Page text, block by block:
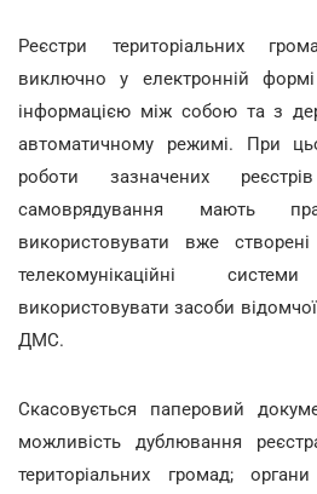
Реєстри територіальних
виключно у електронній
інформацією між собою та з
автоматичному режимі. При
роботи зазначених
самоврядування мають
використовувати вже
телекомунікаційні
використовувати засоби
ДМС.
Скасовується паперовий
можливість дублювання
територіальних громад;